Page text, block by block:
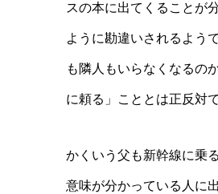
スの本に出てくることが
ように勘違いされるよう
も隣人もいらなくなるの
に頼る」こととは正反対
かくいう父も新幹線に乗
意味が分かっている人に